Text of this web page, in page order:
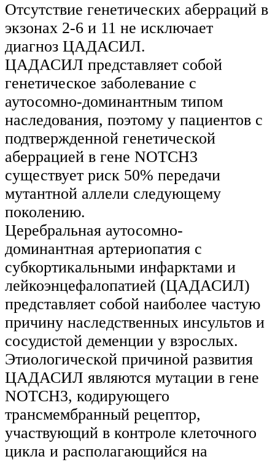
Отсутствие генетических аберраций в
экзонах 2-6 и 11 не исключает
диагноз ЦАДАСИЛ.
ЦАДАСИЛ представляет собой
генетическое заболевание с
аутосомно-доминантным типом
наследования, поэтому у пациентов с
подтвержденной генетической
аберрацией в гене NOTCH3
существует риск 50% передачи
мутантной аллели следующему
поколению.
Церебральная аутосомно-
доминантная артериопатия с
субкортикальными инфарктами и
лейкоэнцефалопатией (ЦАДАСИЛ)
представляет собой наиболее частую
причину наследственных инсультов и
сосудистой деменции у взрослых.
Этиологической причиной развития
ЦАДАСИЛ являются мутации в гене
NOTCH3, кодирующего
трансмембранный рецептор,
участвующий в контроле клеточного
цикла и располагающийся на